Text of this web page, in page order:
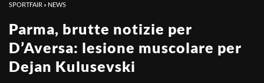
SPORTFAIR » NEWS
Parma, brutte notizie per
D’Aversa: lesione muscolare per
Dejan Kulusevski